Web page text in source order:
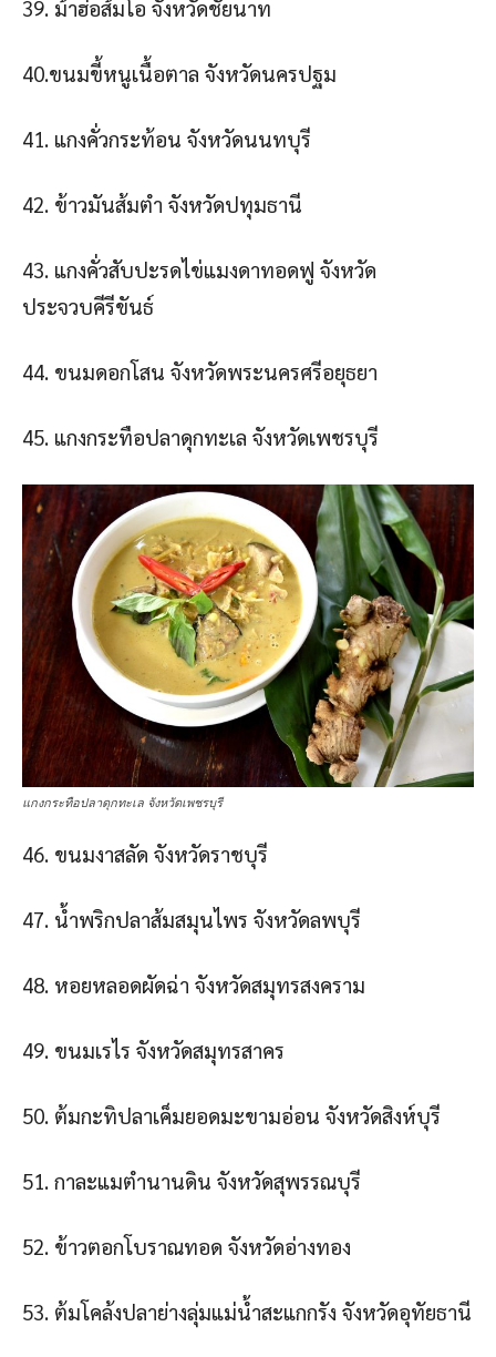
39. ม้าฮ่อส้มโอ จังหวัดชัยนาท
40.ขนมขี้หนูเนื้อตาล จังหวัดนครปฐม
41. แกงคั่วกระท้อน จังหวัดนนทบุรี
42. ข้าวมันส้มตํา จังหวัดปทุมธานี
43. แกงคั่วสับปะรดไข่แมงดาทอดฟู จังหวัด
ประจวบคีรีขันธ์
44. ขนมดอกโสน จังหวัดพระนครศรีอยุธยา
45. แกงกระทือปลาดุกทะเล จังหวัดเพชรบุรี
แกงกระทือปลาดุกทะเล จังหวัดเพชรบุรี
46. ขนมงาสลัด จังหวัดราชบุรี
47. น้ําพริกปลาส้มสมุนไพร จังหวัดลพบุรี
48. หอยหลอดผัดฉ่า จังหวัดสมุทรสงคราม
49. ขนมเรไร จังหวัดสมุทรสาคร
50. ต้มกะทิปลาเค็มยอดมะขามอ่อน จังหวัดสิงห์บุรี
51. กาละแมตํานานดิน จังหวัดสุพรรณบุรี
52. ข้าวตอกโบราณทอด จังหวัดอ่างทอง
53. ต้มโคล้งปลาย่างลุ่มแม่น้ําสะแกกรัง จังหวัดอุทัยธานี